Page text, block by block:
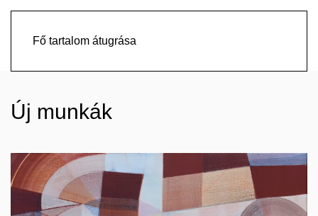
Fő tartalom átugrása
Új munkák